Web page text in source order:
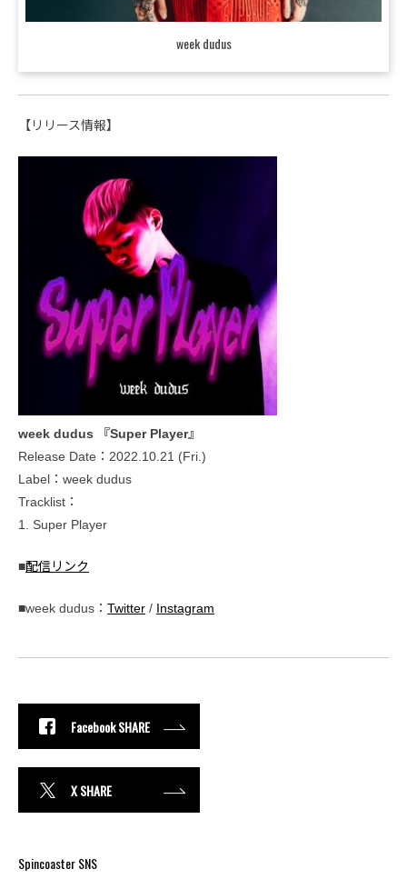
week dudus
【リリース情報】
week dudus 『Super Player』
Release Date：2022.10.21 (Fri.)
Label：week dudus
Tracklist：
1. Super Player
■配信リンク
■week dudus： Twitter / Instagram
Facebook SHARE
X SHARE
Spincoaster SNS